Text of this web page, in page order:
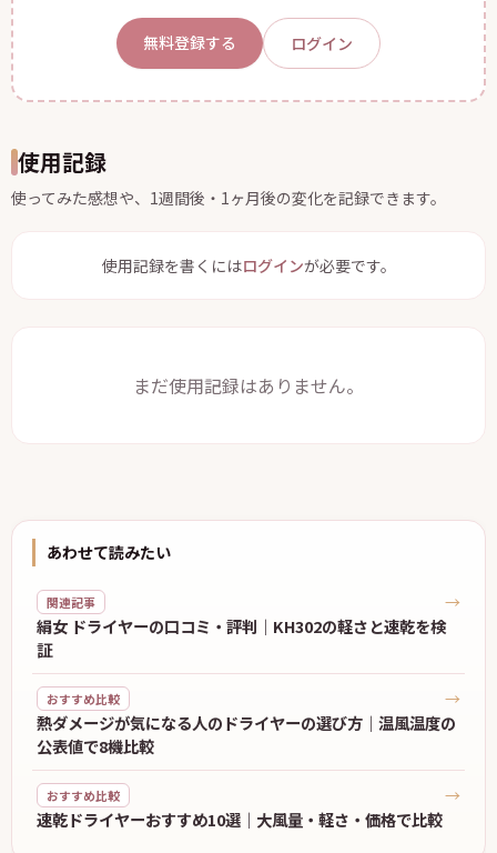
無料登録する ログイン
使用記録
使ってみた感想や、1週間後・1ヶ月後の変化を記録できます。
使用記録を書くにはログインが必要です。
まだ使用記録はありません。
あわせて読みたい
関連記事
絹女 ドライヤーの口コミ・評判｜KH302の軽さと速乾を検
証
→
おすすめ比較
熱ダメージが気になる人のドライヤーの選び方｜温風温度の
公表値で8機比較
→
おすすめ比較
速乾ドライヤーおすすめ10選｜大風量・軽さ・価格で比較
→